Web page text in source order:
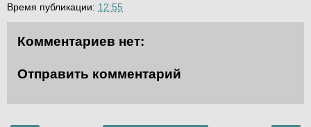
Время публикации: 12:55
Комментариев нет:
Отправить комментарий